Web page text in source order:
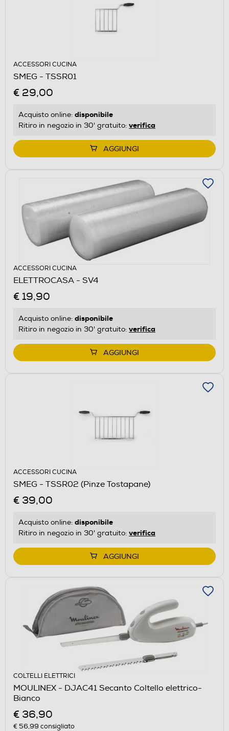
ACCESSORI CUCINA
SMEG - TSSR01
€ 29,00
Acquisto online: disponibile
Ritiro in negozio in 30' gratuito: verifica
AGGIUNGI
ACCESSORI CUCINA
ELETTROCASA - SV4
€ 19,90
Acquisto online: disponibile
Ritiro in negozio in 30' gratuito: verifica
AGGIUNGI
ACCESSORI CUCINA
SMEG - TSSR02 (Pinze Tostapane)
€ 39,00
Acquisto online: disponibile
Ritiro in negozio in 30' gratuito: verifica
AGGIUNGI
COLTELLI ELETTRICI
MOULINEX - DJAC41 Secanto Coltello elettrico-
Bianco
€ 36,90
€ 56,99 consigliato